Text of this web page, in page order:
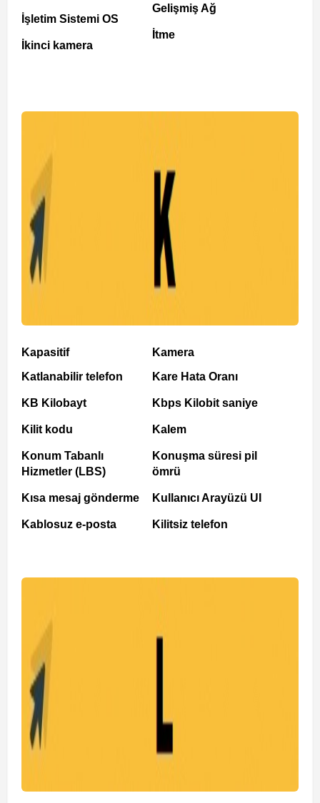
İşletim Sistemi OS
İkinci kamera
Gelişmiş Ağ
İtme
Kapasitif
Katlanabilir telefon
KB Kilobayt
Kilit kodu
Konum Tabanlı
Hizmetler (LBS)
Kısa mesaj gönderme
Kablosuz e-posta
Kamera
Kare Hata Oranı
Kbps Kilobit saniye
Kalem
Konuşma süresi pil
ömrü
Kullanıcı Arayüzü UI
Kilitsiz telefon